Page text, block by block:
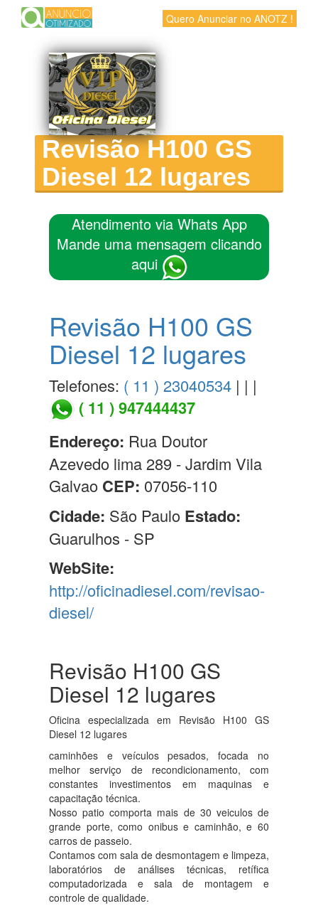
Quero Anunciar no ANOTZ !
Revisão H100 GS
Diesel 12 lugares
Atendimento via Whats App
Mande uma mensagem clicando
aqui
Revisão H100 GS
Diesel 12 lugares
Telefones: ( 11 ) 23040534 | | |
( 11 ) 947444437
Endereço: Rua Doutor
Azevedo lima 289 - Jardim Vila
Galvao CEP: 07056-110
Cidade: São Paulo Estado:
Guarulhos - SP
WebSite:
http://oficinadiesel.com/revisao-
diesel/
Revisão H100 GS
Diesel 12 lugares
Oficina especializada em Revisão H100 GS
Diesel 12 lugares
caminhões e veículos pesados, focada no
melhor serviço de recondicionamento, com
constantes investimentos em maquinas e
capacitação técnica.
Nosso patio comporta mais de 30 veiculos de
grande porte, como onibus e caminhão, e 60
carros de passeio.
Contamos com sala de desmontagem e limpeza,
laboratórios de análises técnicas, retífica
computadorizada e sala de montagem e
controle de qualidade.